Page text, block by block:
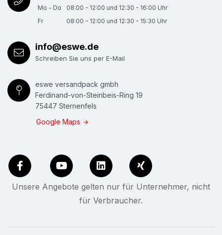
Mo - Do
08:00 - 12:00 und 12:30 - 16:00 Uhr
Fr
08:00 - 12:00 und 12:30 - 15:30 Uhr
info@eswe.de
Schreiben Sie uns per E-Mail
eswe versandpack gmbh
Ferdinand-von-Steinbeis-Ring 19
75447 Sternenfels
Google Maps
Unsere Angebote gelten nur für Unternehmer, nicht
für Verbraucher.